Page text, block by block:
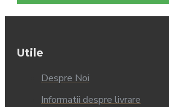
Utile
Despre Noi
Informatii despre livrare